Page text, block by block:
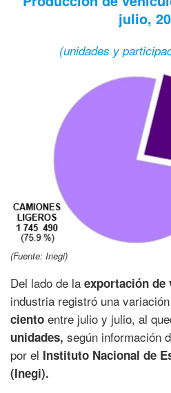
julio,
(unidades y
(Fuente: Inegi)
Del lado de la exportación de
industria registró una
ciento entre julio y julio, al
unidades, según información
por el Instituto Nacional de
(Inegi).